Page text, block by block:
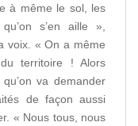
à même le sol, les
s’en aille »,
voix. « On a même
territoire ! Alors
va demander
de façon aussi
« Nous tous, nous